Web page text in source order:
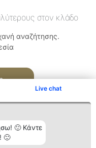
Live chat
🙂 Κάντε
🙂
στον κλάδο
αναζήτησης.